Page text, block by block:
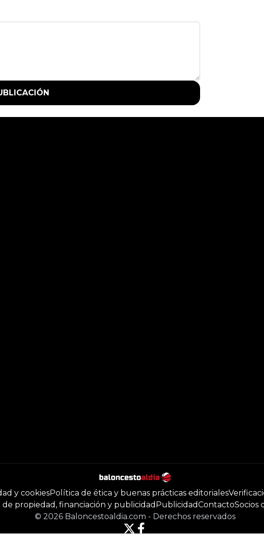
y cookiesPolítica de ética y buenas prácticas editoriales
de propiedad, financiación y publicidad PublicidadContactoSocios
© 2026 Baloncestoaldia.com - Derechos reservados